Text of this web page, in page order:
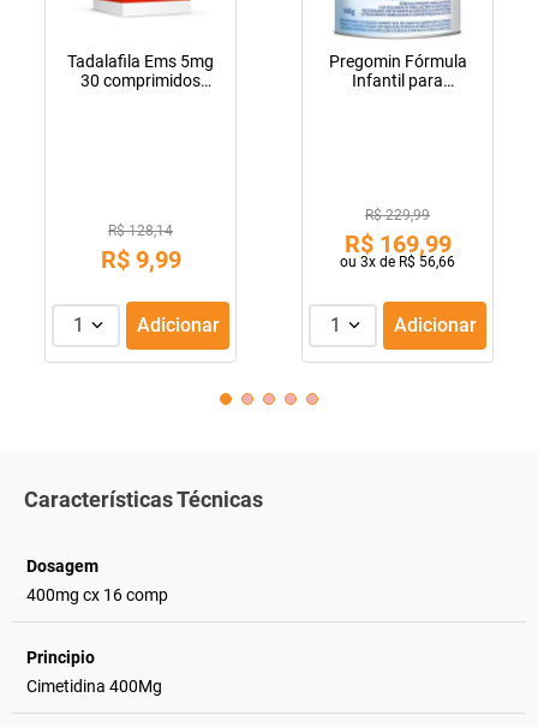
Tadalafila Ems 5mg
30 comprimidos
R$ 128,14
R$ 9,99
1 Adicionar
Pregomin Fórmula
Infantil para
R$ 229,99
R$ 169,99
ou 3x de R$ 56,66
1 Adicionar
Características Técnicas
Dosagem
400mg cx 16 comp
Principio
Cimetidina 400Mg